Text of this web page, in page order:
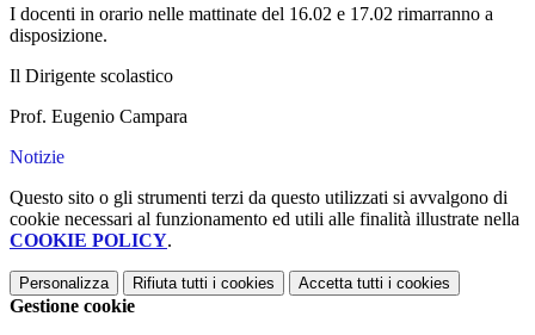
I docenti in orario nelle mattinate del 16.02 e 17.02 rimarranno a
disposizione.
Il Dirigente scolastico
Prof. Eugenio Campara
Notizie
Questo sito o gli strumenti terzi da questo utilizzati si avvalgono di
cookie necessari al funzionamento ed utili alle finalità illustrate nella
COOKIE POLICY.
Personalizza Rifiuta tutti i cookies Accetta tutti i cookies
Gestione cookie